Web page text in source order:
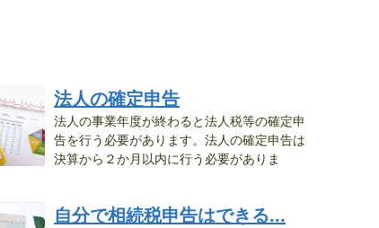
法人の確定申告
法人の事業年度が終わると法人税等の確定申
告を行う必要があります。法人の確定申告は
決算から２か月以内に行う必要がありま
自分で相続税申告はできる...